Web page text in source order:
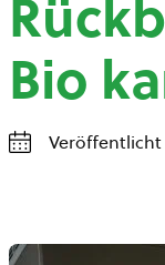
Bio
Veröffentlicht